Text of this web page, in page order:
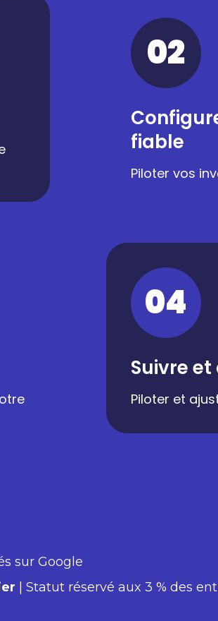
02
fiable
Piloter vos
04
Suivre
Piloter et
sur Google
| Statut réservé aux 3 % des